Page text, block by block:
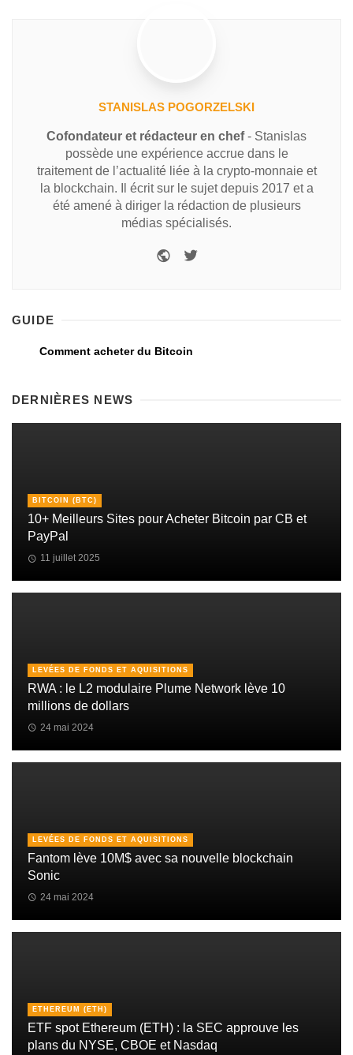
STANISLAS POGORZELSKI
Cofondateur et rédacteur en chef- Stanislas
possède une expérience accrue dans le
traitement de l’actualité liée à la crypto-monnaie et
la blockchain. Il écrit sur le sujet depuis 2017 et a
été amené à diriger la rédaction de plusieurs
médias spécialisés.
GUIDE
Comment acheter du Bitcoin
DERNIÈRES NEWS
BITCOIN (BTC)
10+ Meilleurs Sites pour Acheter Bitcoin par CB et
PayPal
11 juillet 2025
LEVÉES DE FONDS ET AQUISITIONS
RWA : le L2 modulaire Plume Network lève 10
millions de dollars
24 mai 2024
LEVÉES DE FONDS ET AQUISITIONS
Fantom lève 10M$ avec sa nouvelle blockchain
Sonic
24 mai 2024
ETHEREUM (ETH)
ETF spot Ethereum (ETH) : la SEC approuve les
plans du NYSE, CBOE et Nasdaq